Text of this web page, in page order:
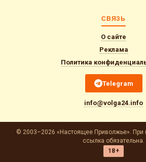
СВЯЗЬ
О сайте
Реклама
Политика
Telegram
info@volga24.info
© 2003–2026 «Настоящее Приволжье». При
ссылка обязательна.
18+